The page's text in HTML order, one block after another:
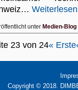
Weiterlesen
unter Medien-Blog
23 von 24« Erste
Copyright © 2018.